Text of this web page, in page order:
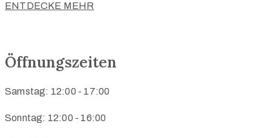
ENTDECKE MEHR
Öffnungszeiten
Samstag: 12:00 - 17:00
Sonntag: 12:00 - 16:00